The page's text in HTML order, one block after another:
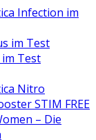
Infection im
im Test
Test
Nitro
STIM FREE
– Die